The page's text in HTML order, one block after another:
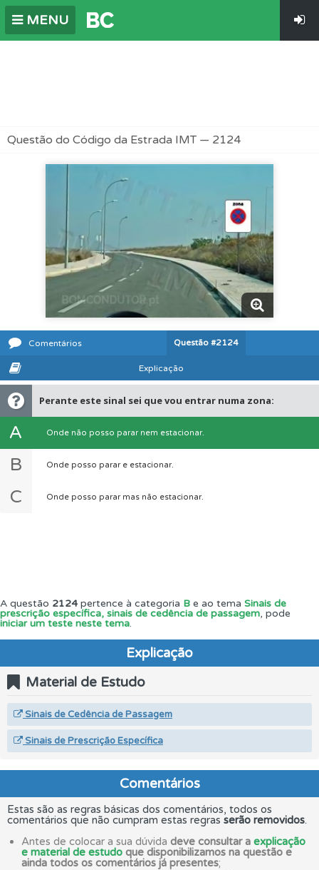
MENU
Questão do Código da Estrada IMT — 2124
Comentários Questão #2124
Explicação
Perante este sinal sei que vou entrar numa zona:
A Onde não posso parar nem estacionar.
B Onde posso parar e estacionar.
C Onde posso parar mas não estacionar.
A questão 2124pertence à categoria B e ao tema Sinais de
prescrição específica, sinais de cedência de passagem, pode
iniciar um teste neste tema.
Explicação
Material de Estudo
Sinais de Cedência de Passagem
Sinais de Prescrição Específica
Comentários
Estas são as regras básicas dos comentários, todos os
comentários que não cumpram estas regras serão removidos.
Antes de colocar a sua dúvida deve consultar a explicação
e material de estudo que disponibilizamos na questão e
ainda todos os comentários já presentes;